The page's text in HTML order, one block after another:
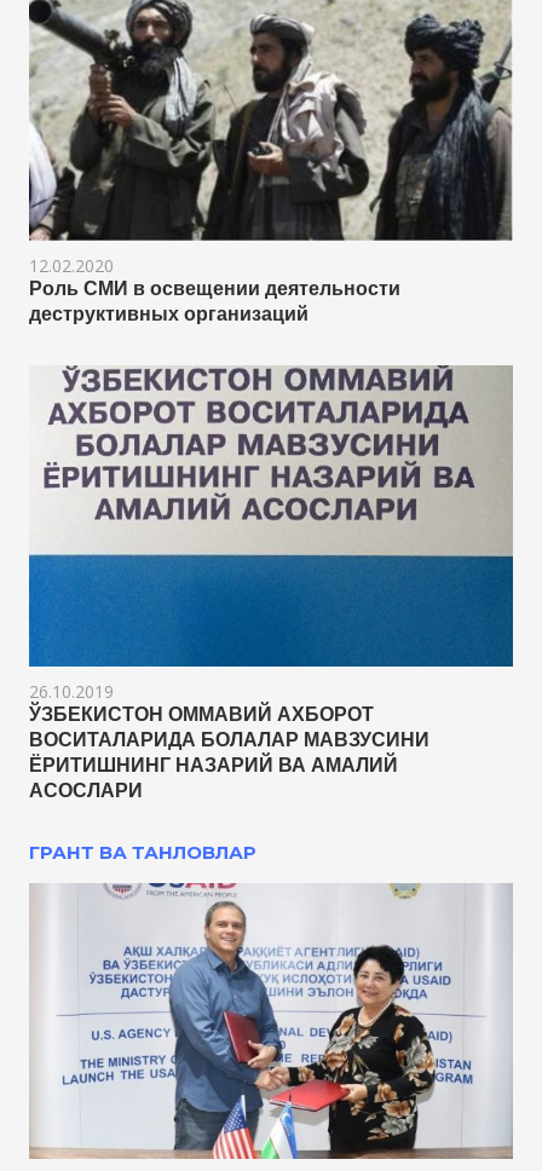
12.02.2020
Роль СМИ в освещении деятельности
деструктивных организаций
26.10.2019
ЎЗБЕКИСТОН ОММАВИЙ АХБОРОТ
ВОСИТАЛАРИДА БОЛАЛАР МАВЗУСИНИ
ЁРИТИШНИНГ НАЗАРИЙ ВА АМАЛИЙ
АСОСЛАРИ
ГРАНТ ВА ТАНЛОВЛАР